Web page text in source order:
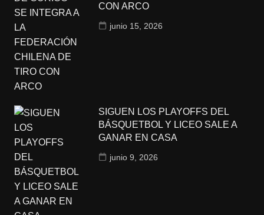
CON ARCO
junio 15, 2026
SIGUEN LOS PLAYOFFS DEL
BÁSQUETBOL Y LICEO SALE A
GANAR EN CASA
junio 9, 2026